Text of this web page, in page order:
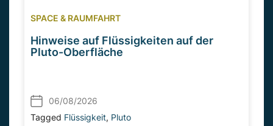
SPACE & RAUMFAHRT
Hinweise auf Flüssigkeiten auf der
Pluto-Oberfläche
06/08/2026
Tagged Flüssigkeit, Pluto